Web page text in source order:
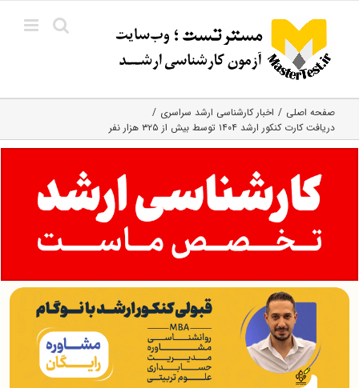
content
صفحه اصلی
اخبار کارشناسی ارشد سراسری
دریافت کارت کنکور ارشد ۱۴۰۴ توسط بیش از ۳۲۵ هزار نفر